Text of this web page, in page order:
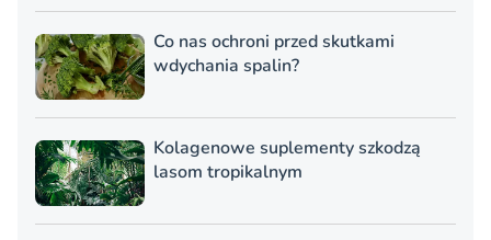
Co nas ochroni przed skutkami
wdychania spalin?
Kolagenowe suplementy szkodzą
lasom tropikalnym